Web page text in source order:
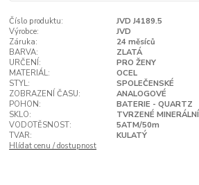
Číslo produktu:
JVD J4189.5
Výrobce:
JVD
Záruka:
24 měsíců
BARVA:
ZLATÁ
URČENÍ:
PRO ŽENY
MATERIÁL:
OCEL
STYL:
SPOLEČENSKÉ
ZOBRAZENÍ ČASU:
ANALOGOVÉ
POHON:
BATERIE - QUARTZ
SKLO:
TVRZENÉ MINERÁLNÍ
VODOTĚSNOST:
5ATM/50m
TVAR:
KULATÝ
Hlídat cenu / dostupnost